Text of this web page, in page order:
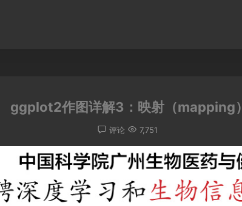
ggplot2作图详解3：映射（mapping）
评论 7,751